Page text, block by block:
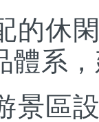
休閑
體系
區設